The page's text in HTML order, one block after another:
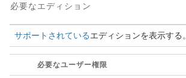
必要なエディション
サポートされているエディションを表示する。
必要なユーザー権限